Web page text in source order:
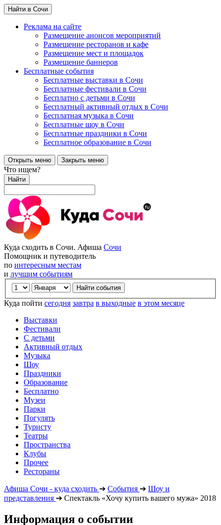
Найти в Сочи
Реклама на сайте
Размещение анонсов мероприятий
Размещение ресторанов и кафе
Размещение мест и площадок
Размещение баннеров
Бесплатные события
Бесплатные выставки в Сочи
Бесплатные фестивали в Сочи
Бесплатно с детьми в Сочи
Бесплатный активный отдых в Сочи
Бесплатная музыка в Сочи
Бесплатные шоу в Сочи
Бесплатные праздники в Сочи
Бесплатное образование в Сочи
Открыть меню Закрыть меню
Что ищем?
Найти
Куда сходить в Сочи. Афиша Сочи
Помощник и путеводитель
по интересным местам
и лучшим событиям
Куда пойти сегодня завтра в выходные в этом месяце
Выставки
Фестивали
С детьми
Активный отдых
Музыка
Шоу
Праздники
Образование
Бесплатно
Музеи
Парки
Погулять
Туристу
Театры
Пространства
Клубы
Прочее
Рестораны
Афиша Сочи - куда сходить ➔ События ➔ Шоу и
представления ➔ Спектакль «Хочу купить вашего мужа» 2018
Информация о событии